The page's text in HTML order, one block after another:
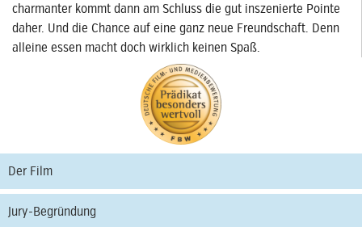
charmanter kommt dann am Schluss die gut inszenierte Pointe
daher. Und die Chance auf eine ganz neue Freundschaft. Denn
alleine essen macht doch wirklich keinen Spaß.
Der Film
Jury-Begründung